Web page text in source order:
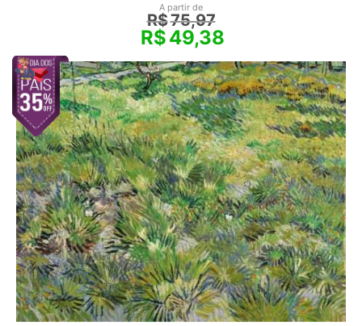
A partir de
R$75,97
R$49,38